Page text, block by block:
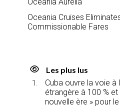
Oceania Aurelia
Oceania Cruises
Commissionable Fares
Les plus lus
Cuba ouvre la voie à
étrangère à 100 %
nouvelle ère » pour